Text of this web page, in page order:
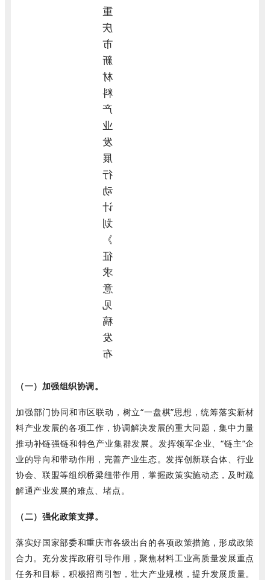
（一）加强组织协调。
加强部门协同和市区联动，树立“一盘棋”思想，统筹落实新材
料产业发展的各项工作，协调解决发展的重大问题，集中力量
推动补链强链和特色产业集群发展。发挥领军企业、“链主”企
业的导向和带动作用，完善产业生态。发挥创新联合体、行业
协会、联盟等组织桥梁纽带作用，掌握政策实施动态，及时疏
解通产业发展的难点、堵点。
（二）强化政策支撑。
落实好国家部委和重庆市各级出台的各项政策措施，形成政策
合力。充分发挥政府引导作用，聚焦材料工业高质量发展重点
任务和目标，积极招商引智，壮大产业规模，提升发展质量。